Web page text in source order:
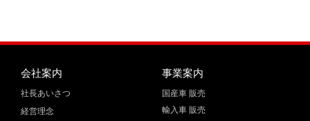
会社案内
社長あいさつ
経営理念
事業案内
国産車 販売
輸入車 販売